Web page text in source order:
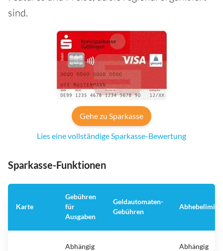
sind.
Gehe zu Sparkasse
Lies eine vollständige Sparkasse-Bewertung
Sparkasse-Funktionen
Karte
Gebühren
für
Ausgaben
Geldautomaten-
Gebühren
Abhebelimit
Abhängig
Abhängig